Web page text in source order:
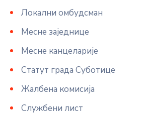
Локални омбудсман
Месне заједнице
Месне канцеларије
Статут града Суботице
Жалбена комисија
Службени лист